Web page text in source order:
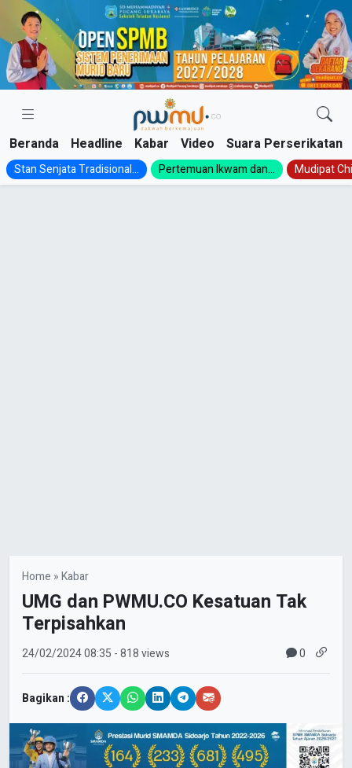
Skip
content
Beranda Headline Kabar Video Suara Perserikatan
Stan Senjata Tradisional... Pertemuan Ikwam dan... Mudipat
Home »Kabar
UMG dan PWMU.CO Kesatuan Tak
Terpisahkan
24/02/202408:35 - 818 views 0
Bagikan :